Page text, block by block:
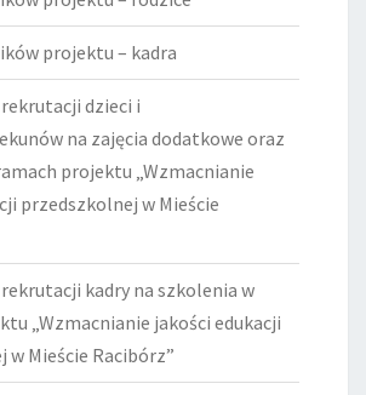
projektu – kadra
dzieci i
na zajęcia dodatkowe oraz
projektu „Wzmacnianie
przedszkolnej w Mieście
rekrutacji kadry na szkolenia w
„Wzmacnianie jakości edukacji
w Mieście Racibórz”